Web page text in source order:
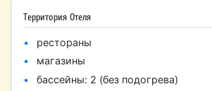
Территория Отеля
рестораны
магазины
бассейны: 2 (без подогрева)